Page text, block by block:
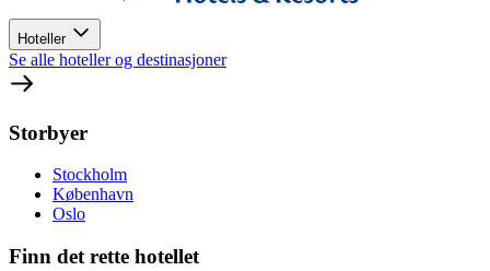
Hoteller
Se alle hoteller og destinasjoner
Storbyer
Stockholm
København
Oslo
Finn det rette hotellet